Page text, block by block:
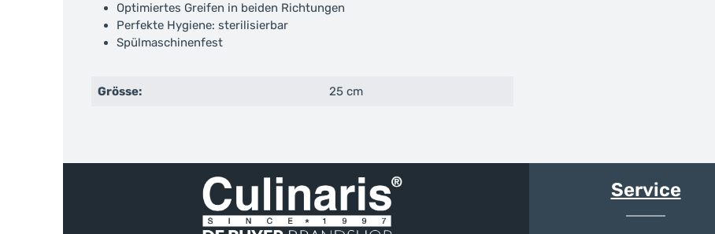
Optimiertes Greifen in beiden Richtungen
Perfekte Hygiene: sterilisierbar
Spülmaschinenfest
Grösse: 25 cm
Service